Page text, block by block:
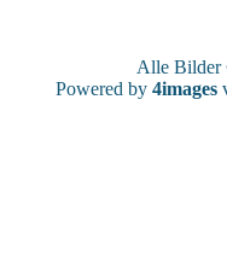
Alle
Powered by 4images